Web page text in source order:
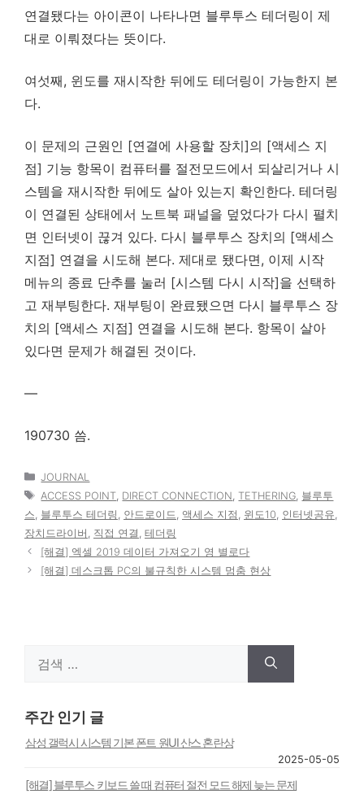
연결됐다는 아이콘이 나타나면 블루투스 테더링이 제
대로 이뤄졌다는 뜻이다.
여섯째, 윈도를 재시작한 뒤에도 테더링이 가능한지 본
다.
이 문제의 근원인 [연결에 사용할 장치]의 [액세스 지
점] 기능 항목이 컴퓨터를 절전모드에서 되살리거나 시
스템을 재시작한 뒤에도 살아 있는지 확인한다. 테더링
이 연결된 상태에서 노트북 패널을 덮었다가 다시 펼치
면 인터넷이 끊겨 있다. 다시 블루투스 장치의 [액세스
지점] 연결을 시도해 본다. 제대로 됐다면, 이제 시작
메뉴의 종료 단추를 눌러 [시스템 다시 시작]을 선택하
고 재부팅한다. 재부팅이 완료됐으면 다시 블루투스 장
치의 [액세스 지점] 연결을 시도해 본다. 항목이 살아
있다면 문제가 해결된 것이다.
—
190730 씀.
카
테
고
리
JOURNAL
태
그
ACCESS POINT DIRECT CONNECTION TETHERING 블루투
스 블루투스 테더링 안드로이드 액세스 지점 윈도10 인터넷공유
장치드라이버
직접 연결 테더링
[해결] 엑셀 2019 데이터 가져오기 영 별로다
[해결] 데스크톱 PC의 불규칙한 시스템 멈춤 현상
주간 인기 글
삼성 갤럭시 시스템 기본 폰트 원UI 산스 혼란상
2025-05-05
[해결] 블루투스 키보드 쓸 때 컴퓨터 절전 모드 해제 늦는 문제